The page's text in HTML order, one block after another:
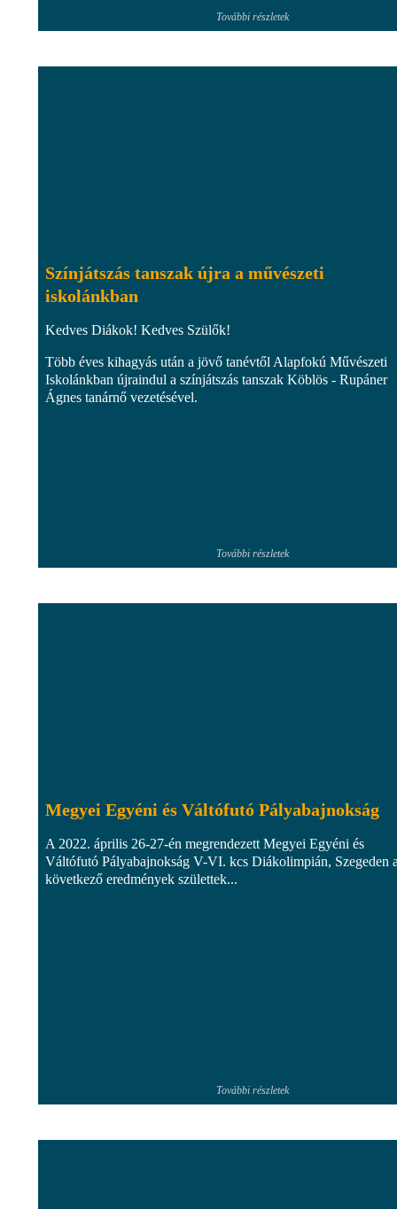
További részletek
Színjátszás tanszak újra a művészeti
iskolánkban
Kedves Diákok! Kedves Szülők!
Több éves kihagyás után a jövő tanévtől Alapfokú Művészeti
Iskolánkban újraindul a színjátszás tanszak Köblös - Rupáner
Ágnes tanárnő vezetésével.
További részletek
Megyei Egyéni és Váltófutó Pályabajnokság
A 2022. április 26-27-én megrendezett Megyei Egyéni és
Váltófutó Pályabajnokság V-VI. kcs Diákolimpián, Szegeden
következő eredmények születtek...
További részletek